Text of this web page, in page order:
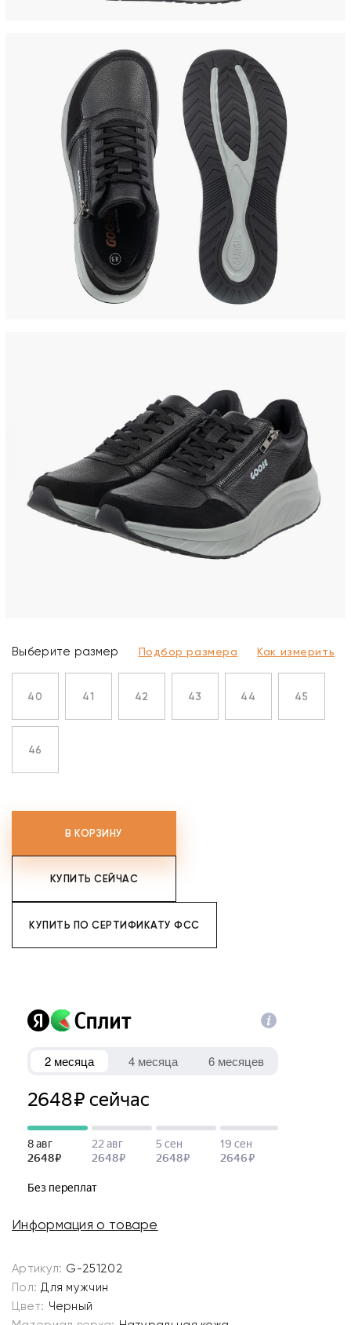
Выберите размер Подбор размера Как измерить
40 41 42 43 44 45
46
В КОРЗИНУ
КУПИТЬ СЕЙЧАС
КУПИТЬ ПО СЕРТИФИКАТУ ФСС
Информация о товаре
Артикул: G-251202
Пол: Для мужчин
Цвет: Черный